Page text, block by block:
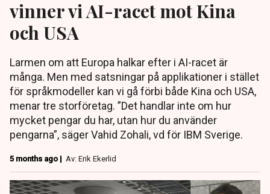
vinner vi AI-racet mot Kina
och USA
Larmen om att Europa halkar efter i AI-racet är
många. Men med satsningar på applikationer i stället
för språkmodeller kan vi gå förbi både Kina och USA,
menar tre storföretag. ”Det handlar inte om hur
mycket pengar du har, utan hur du använder
pengarna”, säger Vahid Zohali, vd för IBM Sverige.
5 months ago | Av: Erik Ekerlid